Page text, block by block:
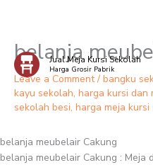
Skip
content
Jual Meja Kursi Sekolah
Harga Grosir Pabrik
belanja
Leave a Comment / bangku
kayu sekolah, harga kursi dan
sekolah besi, harga meja kursi
belanja meubelair Cakung
belanja meubelair Cakung :